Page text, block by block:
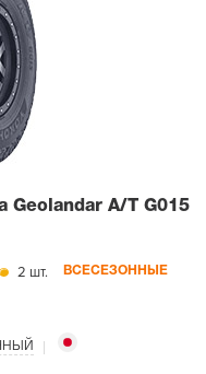
Geolandar A/T G015
2 шт. ВСЕСЕЗОННЫЕ